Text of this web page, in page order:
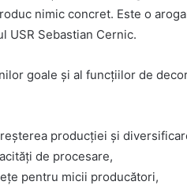
nimic concret. Este o
USR Sebastian Cernic.
goale și al funcțiilor de
producției și
de procesare,
pentru micii producători,